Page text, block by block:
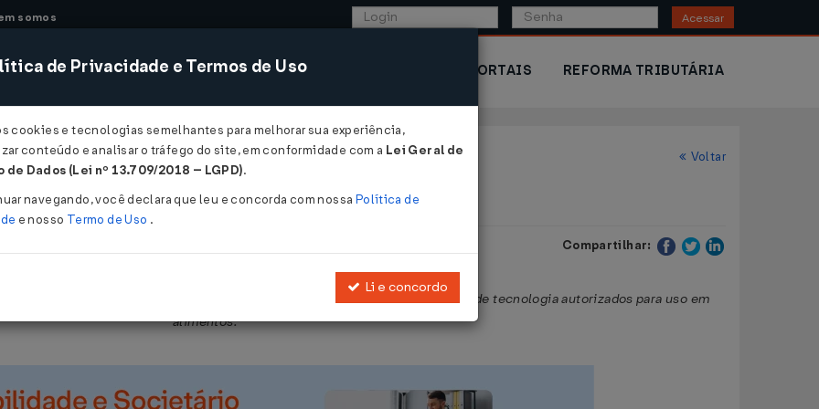
somos Acessar
CONSULTORIA SISTEMAS COMÉRCIO EXTERIOR PORTAIS REFORMA TRIBUTÁRIA
Voltar
Nº 211 DE 01/03/2023
Compartilhar:
e as condições de uso para os aditivos alimentares e os coadjuvantes de tecnologia autorizados para uso em
alimentos.
de Privacidade e Termos de Uso
cookies e tecnologias semelhantes para melhorar sua experiência,
conteúdo e analisar o tráfego do site, em conformidade com a Lei Geral de
de Dados (Lei nº 13.709/2018 – LGPD).
navegando, você declara que leu e concorda com nossa Política de
e nosso Termo de Uso .
Li e concordo